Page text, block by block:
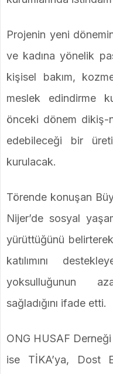
Projenin yeni
ve kadına yönelik
kişisel bakım,
meslek edindirme
önceki dönem dikiş-
edebileceği bir
kurulacak.
Törende konuşan
Nijer’de sosyal
yürüttüğünü
katılımını
yoksulluğunun
sağladığını ifade etti.
ONG HUSAF
ise TİKA’ya, Dost